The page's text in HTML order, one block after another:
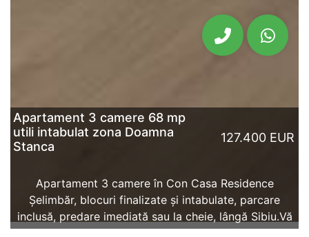
Apartament 3 camere 68 mp
utili intabulat zona Doamna
Stanca
127.400 EUR
Apartament 3 camere în Con Casa Residence
Șelimbăr, blocuri finalizate și intabulate, parcare
inclusă, predare imediată sau la cheie, lângă Sibiu.Vă
propunem ...